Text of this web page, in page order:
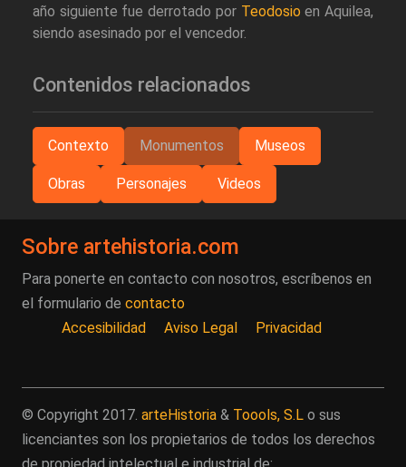
año siguiente fue derrotado por Teodosio en Aquilea,
siendo asesinado por el vencedor.
Contenidos relacionados
Contexto Monumentos Museos
Obras Personajes Videos
Sobre artehistoria.com
Para ponerte en contacto con nosotros, escríbenos en
el formulario de contacto
Accesibilidad
Aviso Legal Privacidad
© Copyright 2017. arteHistoria & Toools, S.L o sus
licenciantes son los propietarios de todos los derechos